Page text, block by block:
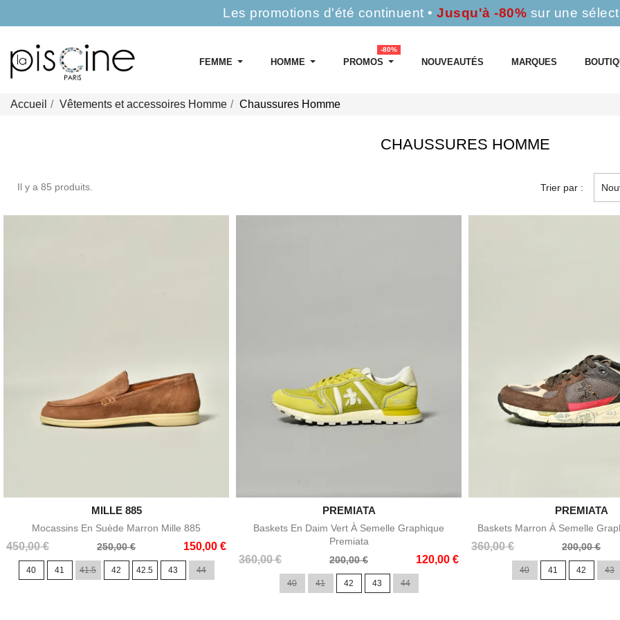
Les promotions d'été continuent •Jusqu'à -80% sur une
FEMME HOMME PROMOS
-80%
NOUVEAUTÉS MARQUES
Accueil Vêtements et accessoires Homme Chaussures Homme
CHAUSSURES HOMME
Il y a 85 produits. Trier par :
Aperçu rapide
MILLE 885
Mocassins En Suède Marron Mille 885
450,00 €
Prix
base
250,00 € 150,00 €
Prix
40 41 41.5 42 42.5 43 44
Aperçu rapide
PREMIATA
Baskets En Daim Vert À Semelle Graphique
Premiata
360,00 €
Prix
200,00 € 120,00 €
Prix
40 41 42 43 44
Aperçu rapide
PREMIATA
Baskets Marron À Semelle
360,00 €
Prix
200,00 €
Prix
40 41 42 43